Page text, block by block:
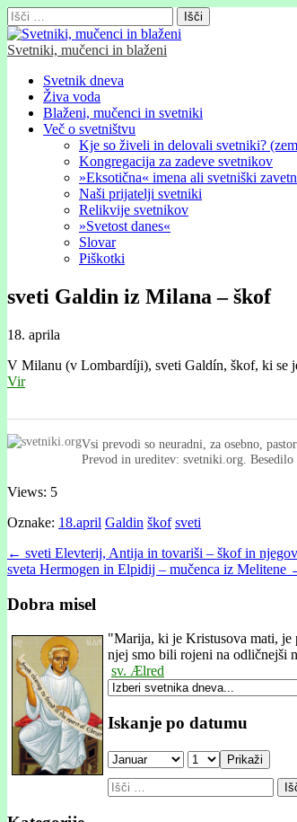
Išči:
Svetniki, mučenci in blaženi
Glavni
meni
Skip
content
Svetnik dneva
Živa voda
Blaženi, mučenci in svetniki
Več o svetništvu
Kje so živeli in delovali svetniki?
Kongregacija za zadeve svetnikov
»Eksotična« imena ali svetniški
Naši prijatelji svetniki
Relikvije svetnikov
»Svetost danes«
Slovar
Piškotki
sveti Galdin iz Milana – škof
18. aprila
V Milanu (v Lombardíji), sveti Galdín, škof, ki se
Vir
Vsi prevodi so neuradni, za osebno,
Prevod in ureditev: svetniki.org. Besedilo
Views: 5
Oznake: 18.april Galdin škof sveti
Post
navigation
← sveti Elevterij, Antija in tovariši – škof in
sveta Hermogen in Elpidij – mučenca iz Melitene
Dobra misel
"Marija, ki je Kristusova mati, je
njej smo bili rojeni na odličnejši
sv. Ælred
Iskanje po datumu
Prikaži
Išči: